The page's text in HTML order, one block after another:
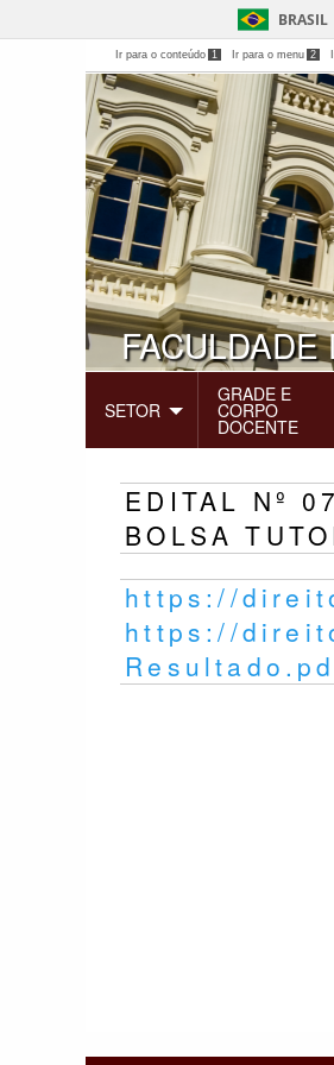
BRASIL
Ir para o conteúdo 1 Ir para o menu 2
SETOR
GRADE E
CORPO
DOCENTE
EDITAL Nº
BOLSA
https://
https://